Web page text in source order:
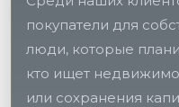
покупатели для
люди, которые
кто ищет
или сохранения